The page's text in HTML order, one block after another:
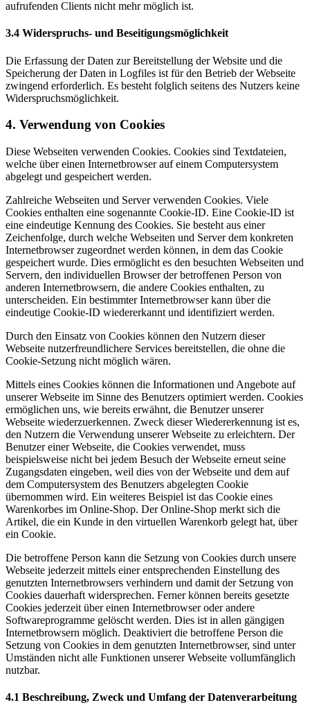
aufrufenden Clients nicht mehr möglich ist.
3.4 Widerspruchs- und Beseitigungsmöglichkeit
Die Erfassung der Daten zur Bereitstellung der Website und die
Speicherung der Daten in Logfiles ist für den Betrieb der Webseite
zwingend erforderlich. Es besteht folglich seitens des Nutzers keine
Widerspruchsmöglichkeit.
4. Verwendung von Cookies
Diese Webseiten verwenden Cookies. Cookies sind Textdateien,
welche über einen Internetbrowser auf einem Computersystem
abgelegt und gespeichert werden.
Zahlreiche Webseiten und Server verwenden Cookies. Viele
Cookies enthalten eine sogenannte Cookie-ID. Eine Cookie-ID ist
eine eindeutige Kennung des Cookies. Sie besteht aus einer
Zeichenfolge, durch welche Webseiten und Server dem konkreten
Internetbrowser zugeordnet werden können, in dem das Cookie
gespeichert wurde. Dies ermöglicht es den besuchten Webseiten und
Servern, den individuellen Browser der betroffenen Person von
anderen Internetbrowsern, die andere Cookies enthalten, zu
unterscheiden. Ein bestimmter Internetbrowser kann über die
eindeutige Cookie-ID wiedererkannt und identifiziert werden.
Durch den Einsatz von Cookies können den Nutzern dieser
Webseite nutzerfreundlichere Services bereitstellen, die ohne die
Cookie-Setzung nicht möglich wären.
Mittels eines Cookies können die Informationen und Angebote auf
unserer Webseite im Sinne des Benutzers optimiert werden. Cookies
ermöglichen uns, wie bereits erwähnt, die Benutzer unserer
Webseite wiederzuerkennen. Zweck dieser Wiedererkennung ist es,
den Nutzern die Verwendung unserer Webseite zu erleichtern. Der
Benutzer einer Webseite, die Cookies verwendet, muss
beispielsweise nicht bei jedem Besuch der Webseite erneut seine
Zugangsdaten eingeben, weil dies von der Webseite und dem auf
dem Computersystem des Benutzers abgelegten Cookie
übernommen wird. Ein weiteres Beispiel ist das Cookie eines
Warenkorbes im Online-Shop. Der Online-Shop merkt sich die
Artikel, die ein Kunde in den virtuellen Warenkorb gelegt hat, über
ein Cookie.
Die betroffene Person kann die Setzung von Cookies durch unsere
Webseite jederzeit mittels einer entsprechenden Einstellung des
genutzten Internetbrowsers verhindern und damit der Setzung von
Cookies dauerhaft widersprechen. Ferner können bereits gesetzte
Cookies jederzeit über einen Internetbrowser oder andere
Softwareprogramme gelöscht werden. Dies ist in allen gängigen
Internetbrowsern möglich. Deaktiviert die betroffene Person die
Setzung von Cookies in dem genutzten Internetbrowser, sind unter
Umständen nicht alle Funktionen unserer Webseite vollumfänglich
nutzbar.
4.1 Beschreibung, Zweck und Umfang der Datenverarbeitung